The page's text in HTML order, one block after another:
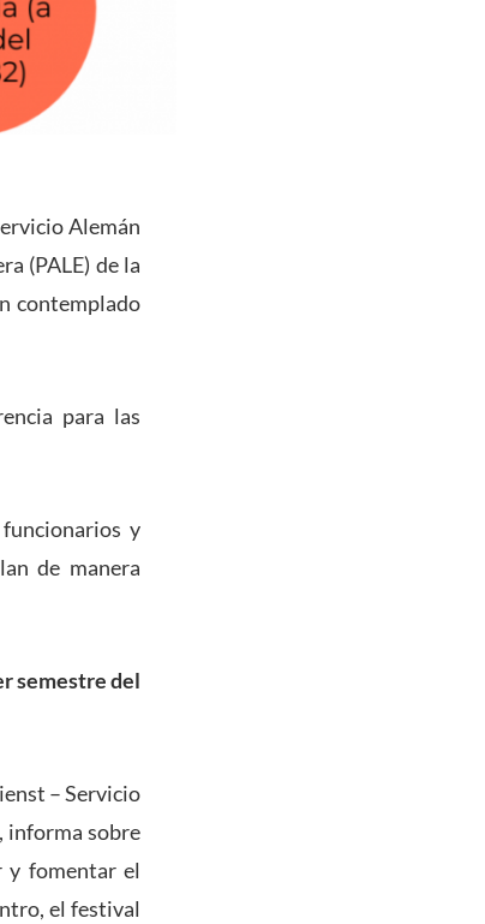
Alemán
(PALE) de la
contemplado
para las
y
de manera
semestre del
– Servicio
informa sobre
y fomentar el
el festival